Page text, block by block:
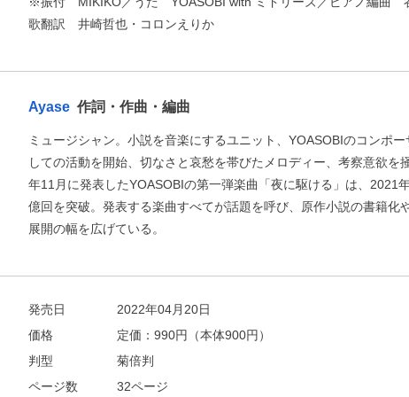
他にも商品を買う
歌翻訳 井崎哲也・コロンえりか
Ayase 作詞・作曲・編曲
ミュージシャン。小説を音楽にするユニット、YOASOBIのコンポ
しての活動を開始、切なさと哀愁を帯びたメロディー、考察意欲を
年11月に発表したYOASOBIの第一弾楽曲「夜に駆ける」は、2021
億回を突破。発表する楽曲すべてが話題を呼び、原作小説の書籍化
展開の幅を広げている。
発売日
2022年04月20日
価格
定価： 990円（本体900円）
判型
菊倍判
ページ数
32ページ